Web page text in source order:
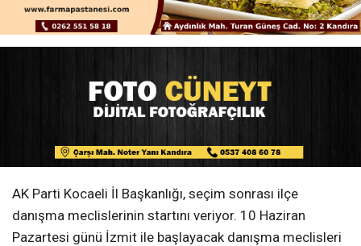
AK Parti Kocaeli İl Başkanlığı, seçim sonrası ilçe
danışma meclislerinin startını veriyor. 10 Haziran
Pazartesi günü İzmit ile başlayacak danışma meclisleri